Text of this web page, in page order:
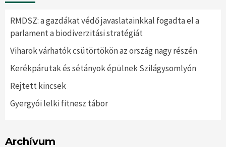
RMDSZ: a gazdákat védő javaslatainkkal fogadta el a
parlament a biodiverzitási stratégiát
Viharok várhatók csütörtökön az ország nagy részén
Kerékpárutak és sétányok épülnek Szilágysomlyón
Rejtett kincsek
Gyergyói lelki fitnesz tábor
Archívum